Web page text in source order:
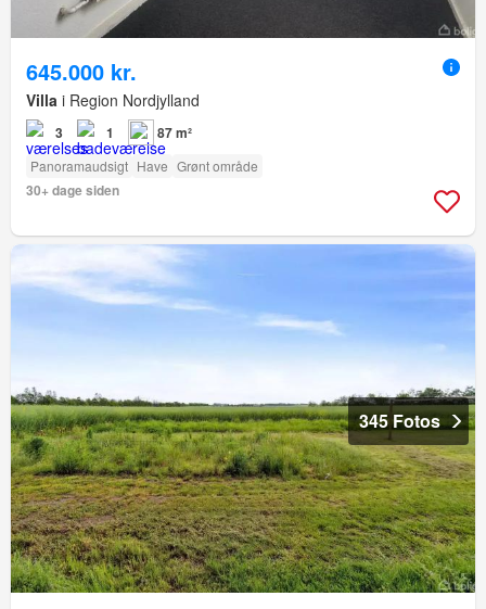
645.000 kr.
Villa i Region Nordjylland
3 1 87 m²
Panoramaudsigt Have Grønt område
30+ dage siden
345 Fotos